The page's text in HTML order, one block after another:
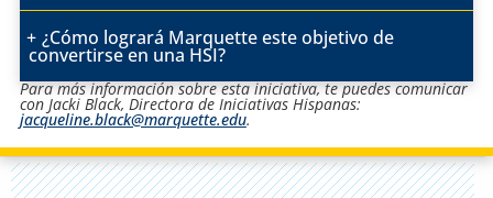
¿Cómo logrará Marquette este objetivo de
convertirse en una HSI?
Para más información sobre esta iniciativa, te puedes comunicar
con Jacki Black, Directora de Iniciativas Hispanas:
jacqueline.black@marquette.edu.